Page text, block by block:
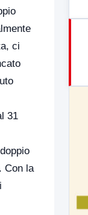
ci
31
Con la